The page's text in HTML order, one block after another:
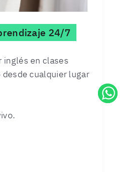
24/7
inglés en clases
cualquier lugar